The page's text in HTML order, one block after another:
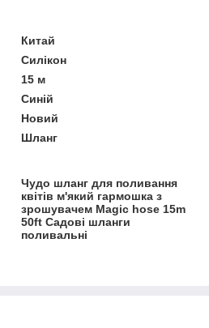
Китай
Силікон
15 м
Синій
Новий
Шланг
Чудо шланг для поливання
квітів м'який гармошка з
зрошувачем Magic hose 15m
50ft Садові шланги
поливальні